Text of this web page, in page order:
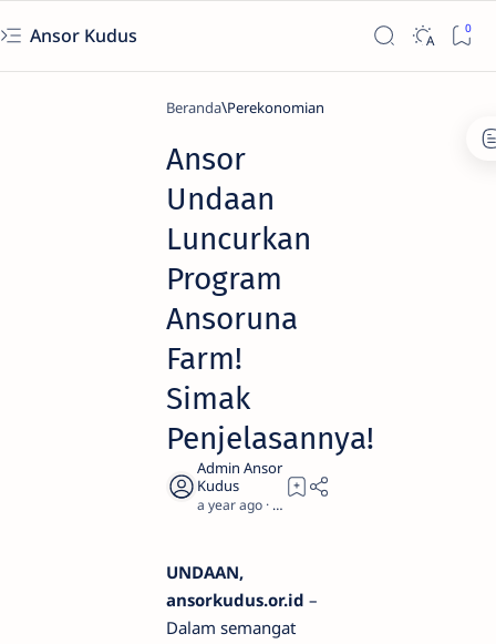
Ansor Kudus
Beranda Perekonomian
Ansor
Undaan
Luncurkan
Program
Ansoruna
Farm!
Simak
Penjelasannya!
a year ago 1
UNDAAN,
ansorkudus.or.id –
Dalam semangat